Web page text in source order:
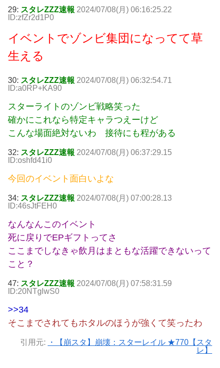
29: スタレZZZ速報 2024/07/08(月) 06:16:25.22
ID:zfZr2d1P0
イベントでゾンビ集団になってて草
生える
30: スタレZZZ速報 2024/07/08(月) 06:32:54.71
ID:a0RP+KA90
スターライトのゾンビ戦略笑った
確かにこれなら特定キャラつえーけど
こんな場面絶対ないわ 接待にも程がある
32: スタレZZZ速報 2024/07/08(月) 06:37:29.15
ID:oshfd41i0
今回のイベント面白いよな
34: スタレZZZ速報 2024/07/08(月) 07:00:28.13
ID:46sJtFEH0
なんなんこのイベント
死に戻りでEPギフトってさ
ここまでしなきゃ飲月はまともな活躍できないって
こと？
47: スタレZZZ速報 2024/07/08(月) 07:58:31.59
ID:20NTglwS0
>>34
そこまでされてもホタルのほうが強くて笑ったわ
引用元:
・【崩スタ】崩壊：スターレイル ★770【スタ
レ】